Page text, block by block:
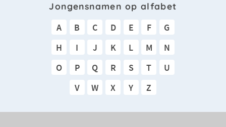
Jongensnamen op alfabet
A B C D E F
G
H
I J K L M
N
O
P Q R S T
U
V
W X Y Z